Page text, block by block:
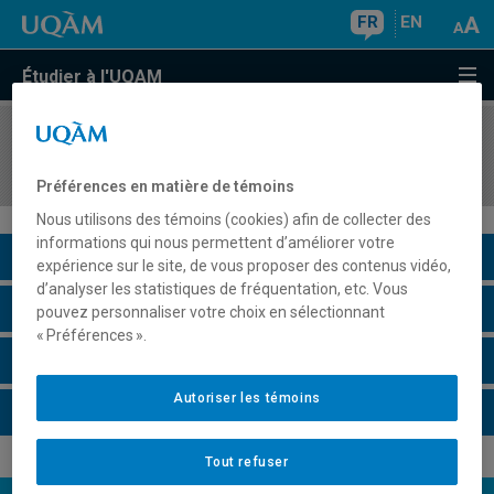
FR EN
Étudier à l'UQAM
COURS//
Description du cours
Horaire - Été 2026
Préférences en matière de témoins
Nous utilisons des témoins (cookies) afin de collecter des
informations qui nous permettent d’améliorer votre
expérience sur le site, de vous proposer des contenus vidéo,
d’analyser les statistiques de fréquentation, etc. Vous
pouvez personnaliser votre choix en sélectionnant
« Préférences ».
Tout refuser
Autoriser les témoins